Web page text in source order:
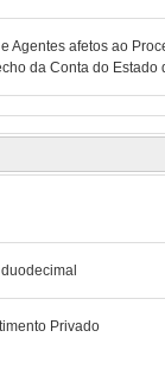
Agentes afetos ao
da Conta do Estado
Privado